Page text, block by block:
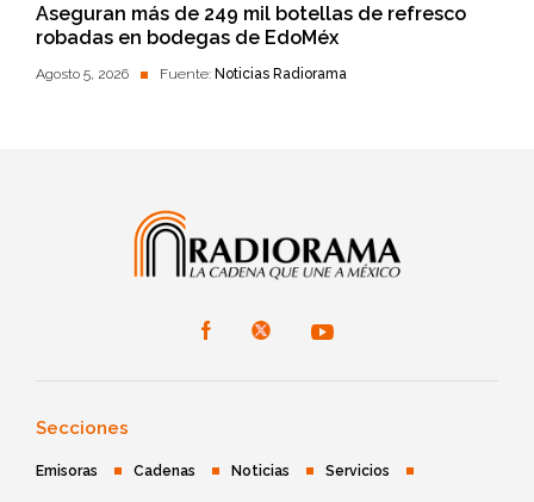
Aseguran más de 249 mil botellas de refresco
robadas en bodegas de EdoMéx
Agosto 5, 2026 Fuente: Noticias Radiorama
Secciones
Emisoras Cadenas Noticias Servicios